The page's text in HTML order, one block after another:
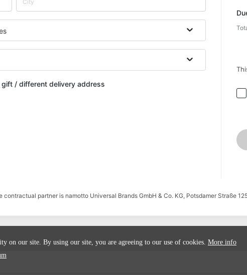
gift / different delivery address
contractual partner is namotto Universal Brands GmbH & Co. KG, Potsdamer Straße
on our site. By using our site, you are agreeing to our use of cookies. More info